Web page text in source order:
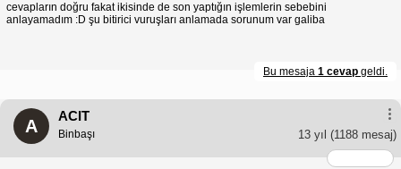
cevapların doğru fakat ikisinde de son yaptığın işlemlerin sebebini
anlayamadım :D şu bitirici vuruşları anlamada sorunum var galiba
Bu mesaja 1 cevap geldi.
A
ACIT
13 yıl (1188 mesaj)
Binbaşı